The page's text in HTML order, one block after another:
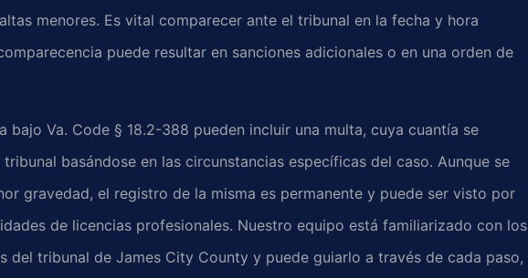
menores. Es vital comparecer ante el tribunal en la fecha y hora
puede resultar en sanciones adicionales o en una orden de
bajo Va. Code § 18.2-388 pueden incluir una multa, cuya cuantía se
basándose en las circunstancias específicas del caso. Aunque se
gravedad, el registro de la misma es permanente y puede ser visto por
de licencias profesionales. Nuestro equipo está familiarizado con los
del tribunal de James City County y puede guiarlo a través de cada paso,